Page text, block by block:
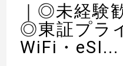
｜◎未経験
◎東証プラ
WiFi・eSI...